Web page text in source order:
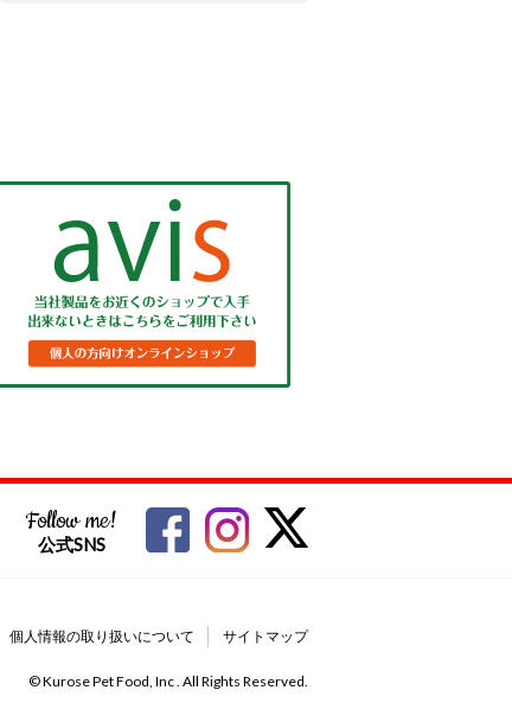
Follow me!
公式SNS
個人情報の取り扱いについて サイトマップ
© Kurose Pet Food, Inc . All Rights Reserved.